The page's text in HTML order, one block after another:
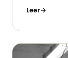
Leer